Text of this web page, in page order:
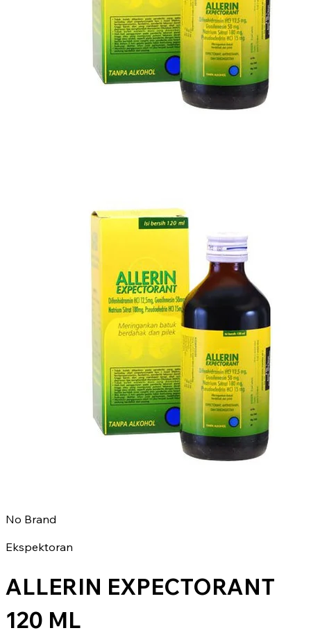
No Brand
Ekspektoran
ALLERIN EXPECTORANT
120 ML